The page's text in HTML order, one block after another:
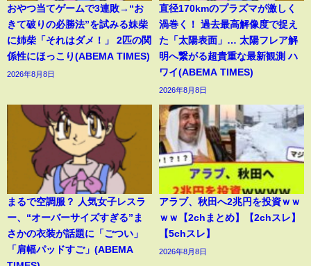
おやつ当てゲームで3連敗→“お
きて破りの必勝法”を試みる妹柴
に姉柴「それはダメ！」 2匹の関
係性にほっこり(ABEMA TIMES)
2026年8月8日
直径170kmのプラズマが激しく
渦巻く！ 過去最高解像度で捉え
た「太陽表面」… 太陽フレア解
明へ繋がる超貴重な最新観測 ハ
ワイ(ABEMA TIMES)
2026年8月8日
まるで空調服？ 人気女子レスラ
ー、“オーバーサイズすぎる”ま
さかの衣装が話題に「ごつい」
「肩幅パッドすご」(ABEMA
アラブ、秋田へ2兆円を投資ｗｗ
ｗｗ【2chまとめ】【2chスレ】
【5chスレ】
2026年8月8日